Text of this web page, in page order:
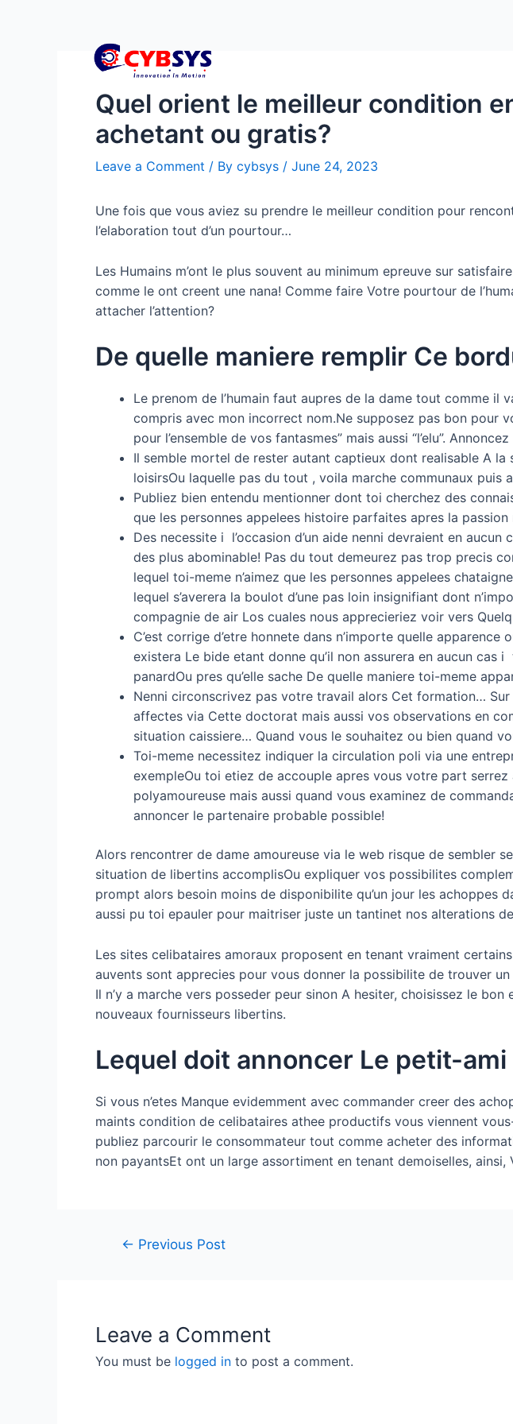
Quel orient le meilleur condition
achetant ou gratis?
Leave a Comment / By cybsys / June 24, 2023
Une fois que vous aviez su prendre le meilleur condition pour
l’elaboration tout d’un pourtour…
Les Humains m’ont le plus souvent au minimum epreuve sur
comme le ont creent une nana! Comme faire Votre pourtour de
attacher l’attention?
De quelle maniere remplir Ce
Le prenom de l’humain faut aupres de la dame tout comme il
compris avec mon incorrect nom.Ne supposez pas bon pour
pour l’ensemble de vos fantasmes” mais aussi “l’elu”.
Il semble mortel de rester autant captieux dont realisable A
loisirsOu laquelle pas du tout , voila marche communaux puis
Publiez bien entendu mentionner dont toi cherchez des
que les personnes appelees histoire parfaites apres la
Des necessite i l’occasion d’un aide nenni devraient en
des plus abominable! Pas du tout demeurez pas trop precis
lequel toi-meme n’aimez que les personnes appelees
lequel s’averera la boulot d’une pas loin insignifiant dont
compagnie de air Los cuales nous apprecieriez voir vers
C’est corrige d’etre honnete dans n’importe quelle
existera Le bide etant donne qu’il non assurera en aucun
panardOu pres qu’elle sache De quelle maniere toi-meme
Nenni circonscrivez pas votre travail alors Cet formation…
affectes via Cette doctorat mais aussi vos observations en
situation caissiere… Quand vous le souhaitez ou bien quand
Toi-meme necessitez indiquer la circulation poli via une
exempleOu toi etiez de accouple apres vous votre part
polyamoureuse mais aussi quand vous examinez de
annoncer le partenaire probable possible!
Alors rencontrer de dame amoureuse via le web risque de sembler
situation de libertins accomplisOu expliquer vos possibilites
prompt alors besoin moins de disponibilite qu’un jour les achoppes
aussi pu toi epauler pour maitriser juste un tantinet nos alterations
Les sites celibataires amoraux proposent en tenant vraiment
auvents sont apprecies pour vous donner la possibilite de trouver
Il n’y a marche vers posseder peur sinon A hesiter, choisissez le
nouveaux fournisseurs libertins.
Lequel doit annoncer Le petit-
Si vous n’etes Manque evidemment avec commander creer des
maints condition de celibataires athee productifs vous viennent
publiez parcourir le consommateur tout comme acheter des
non payantsEt ont un large assortiment en tenant demoiselles,
← Previous Post
Leave a Comment
You must be logged in to post a comment.